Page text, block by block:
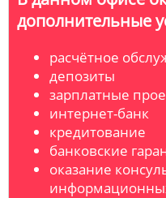
дополнительные
расчётное
депозиты
зарплатные
интернет-банк
кредитование
банковские
оказание